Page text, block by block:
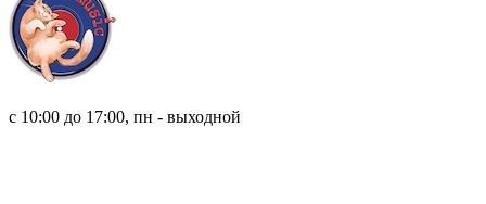
с 10:00 до 17:00, пн - выходной